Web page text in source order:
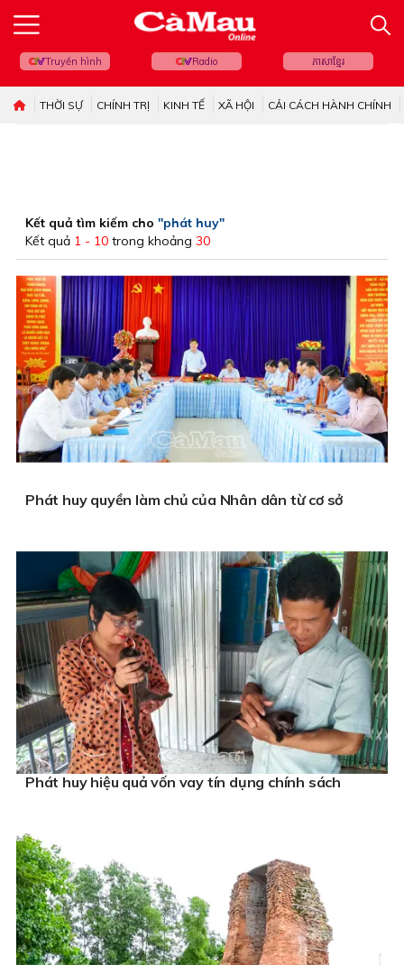
Truyền hình Radio ភាសាខ្មែរ
THỜI SỰ CHÍNH TRỊ KINH TẾ XÃ HỘI CẢI CÁCH HÀNH CHÍNH
Kết quả tìm kiếm cho "phát huy"
Kết quả 1 - 10 trong khoảng 30
Phát huy quyền làm chủ của Nhân dân từ cơ sở
Phát huy hiệu quả vốn vay tín dụng chính sách